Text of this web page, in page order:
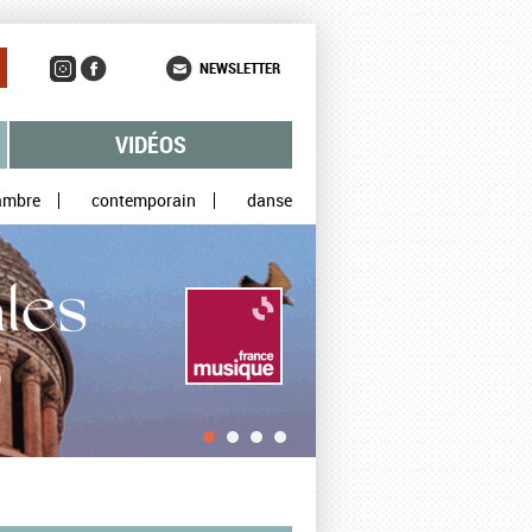
NEWSLETTER
VIDÉOS
contemporain danse